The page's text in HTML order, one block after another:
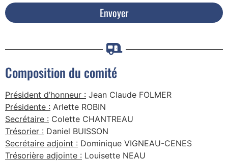
Envoyer
Composition du comité
Président d’honneur : Jean Claude FOLMER
Présidente : Arlette ROBIN
Secrétaire : Colette CHANTREAU
Trésorier : Daniel BUISSON
Secrétaire adjoint : Dominique VIGNEAU-CENES
Trésorière adjointe : Louisette NEAU